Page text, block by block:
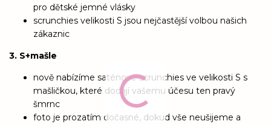
pro dětské jemné vlásky
scrunchies velikosti S jsou nejčastější volbou našich
zákaznic
3. S+mašle
nově nabízíme saténové scrunchies ve velikosti S s
mašličkou, které dodají vašemu účesu ten pravý
šmrnc
foto je prozatím dočasné, dokud vše neušijeme a